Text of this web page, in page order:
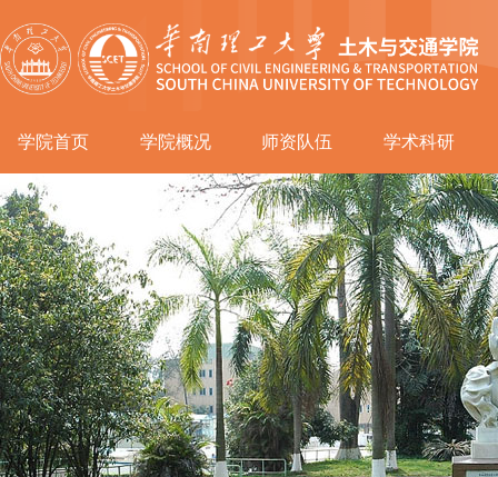
学院首页 学院概况 师资队伍 学术科研